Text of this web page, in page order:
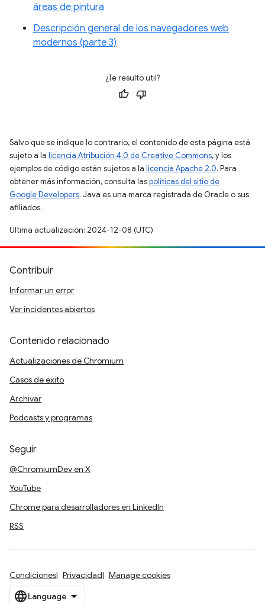
áreas de pintura
Descripción general de los navegadores web
modernos (parte 3)
¿Te resultó útil?
Salvo que se indique lo contrario, el contenido de esta página está
sujeto a la licencia Atribución 4.0 de Creative Commons, y los
ejemplos de código están sujetos a la licencia Apache 2.0. Para
obtener más información, consulta laspolíticas del sitio de
Google Developers. Java es una marca registrada de Oracle o sus
afiliados.
Última actualización: 2024-12-08 (UTC)
Contribuir
Informar un error
Ver incidentes abiertos
Contenido relacionado
Actualizaciones de Chromium
Casos de éxito
Archivar
Podcasts y programas
Seguir
@ChromiumDev en X
YouTube
Chrome para desarrolladores en LinkedIn
RSS
Condiciones Privacidad Manage cookies